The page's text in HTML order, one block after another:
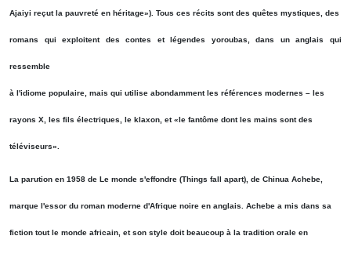
Ajaiyi reçut la pauvreté en héritage»). Tous ces récits sont des quêtes mystiques, des
romans qui exploitent des contes et légendes yoroubas, dans un anglais qui
ressemble
à l'idiome populaire, mais qui utilise abondamment les références modernes – les
rayons X, les fils électriques, le klaxon, et «le fantôme dont les mains sont des
téléviseurs».
La parution en 1958 de Le monde s'effondre (Things fall apart), de Chinua Achebe,
marque l'essor du roman moderne d'Afrique noire en anglais. Achebe a mis dans sa
fiction tout le monde africain, et son style doit beaucoup à la tradition orale en